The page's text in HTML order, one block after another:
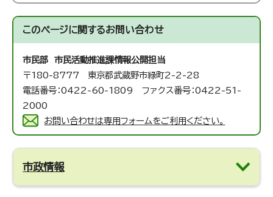
このページに関するお問い合わせ
市民部 市民活動推進課情報公開担当
〒180-8777 東京都武蔵野市緑町2-2-28
電話番号：0422-60-1809 ファクス番号：0422-51-
2000
お問い合わせは専用フォームをご利用ください。
市政情報